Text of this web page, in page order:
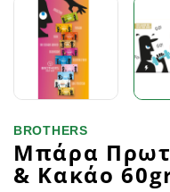
BROTHERS
Μπάρα
& Κακάο